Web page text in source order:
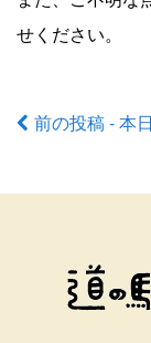
せください。
前前の投稿 - 本日